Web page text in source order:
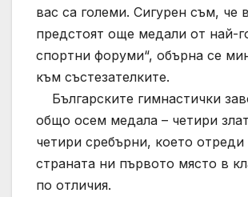
вас са големи. Сигурен съм, че
предстоят още медали от най-
спортни форуми“, обърна се
към състезателките.
Българските гимнастички
общо осем медала – четири
четири сребърни, което отреди
страната ни първото място в
по отличия.